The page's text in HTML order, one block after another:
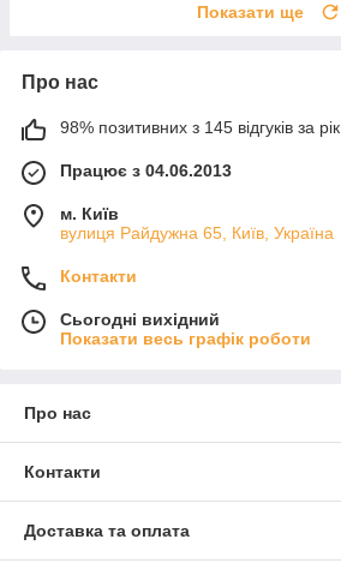
Показати ще
Про нас
98% позитивних з 145 відгуків за рік
Працює з 04.06.2013
м. Київ
вулиця Райдужна 65, Київ, Україна
Контакти
Сьогодні вихідний
Показати весь графік роботи
Про нас
Контакти
Доставка та оплата